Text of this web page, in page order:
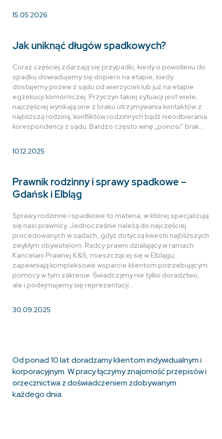
15.05.2026
Jak uniknąć długów spadkowych?
Coraz częściej zdarzają się przypadki, kiedy o powołaniu do
spadku dowiadujemy się dopiero na etapie, kiedy
dostajemy pozew z sądu od wierzycieli lub już na etapie
egzekucji komorniczej. Przyczyn takiej sytuacji jest wiele,
najczęściej wynikają one z braku utrzymywania kontaktów z
najbliższą rodziną, konfliktów rodzinnych bądź nieodbierania
korespondencji z sądu. Bardzo często winę „ponosi” brak…
10.12.2025
Prawnik rodzinny i sprawy spadkowe –
Gdańsk i Elbląg
Sprawy rodzinne i spadkowe to materia, w której specjalizują
się nasi prawnicy. Jednocześnie należą do najczęściej
procedowanych w sądach, gdyż dotyczą kwestii najbliższych
zwykłym obywatelom. Radcy prawni działający w ramach
Kancelarii Prawnej K&S, mieszczącej się w Elblągu,
zapewniają kompleksowe wsparcie klientom potrzebującym
pomocy w tym zakresie. Świadczymy nie tylko doradztwo,
ale i podejmujemy się reprezentacji…
30.09.2025
Od ponad 10 lat doradzamy klientom indywidualnym i
korporacyjnym. W pracy łączymy znajomość przepisów i
orzecznictwa z doświadczeniem zdobywanym
każdego dnia.